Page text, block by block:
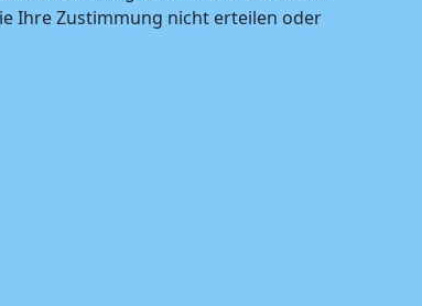
Ihre Zustimmung nicht erteilen oder